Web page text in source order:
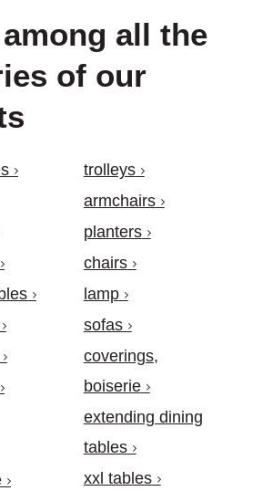
all the
of our
trolleys
armchairs
planters
chairs
lamp
sofas
coverings,
boiserie
extending dining
tables
xxl tables